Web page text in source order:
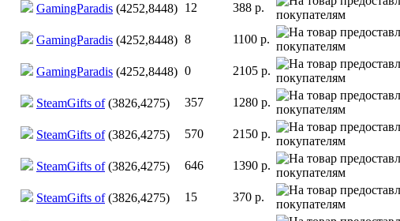
GamingParadis (4252,8448) 12 388 р.
GamingParadis (4252,8448) 8 1100 р.
GamingParadis (4252,8448) 0 2105 р.
SteamGifts of (3826,4275) 357 1280 р.
SteamGifts of (3826,4275) 570 2150 р.
SteamGifts of (3826,4275) 646 1390 р.
SteamGifts of (3826,4275) 15 370 р.